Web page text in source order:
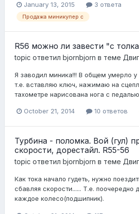
January 13, 2015 3 ответа
Продажа миникупер с
R56 можно ли завести "с
topic ответил bjornbjorn в теме
Я заводил миника!!! В общем умерло у
т.е. вставляю ключ, нажимаю на
тахометре нарисована нога с педалью
October 21, 2014 10 ответов
Турбина - поломка. Вой (гул)
скорости, дорестайл. R55-56
topic ответил bjornbjorn в теме
Как тока начало гудеть, нужно
сбавляя скорости...... Т.е. поочередно
каждое колесо(подшипник).